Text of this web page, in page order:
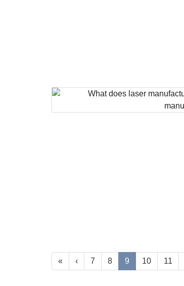
« ‹ 7 8 9 10 11